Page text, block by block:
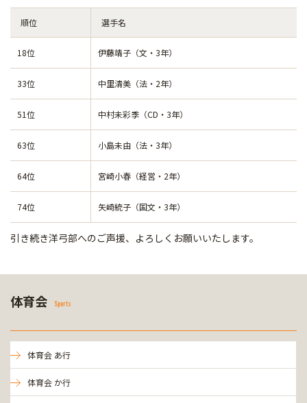
順位 選手名
18位 伊藤靖子（文・3年）
33位 中里清美（法・2年）
51位 中村未彩季（CD・3年）
63位 小島未由（法・3年）
64位 宮崎小春（経営・2年）
74位 矢崎統子（国文・3年）
引き続き洋弓部へのご声援、よろしくお願いいたします。
体育会 Sports
体育会 あ行
体育会 か行